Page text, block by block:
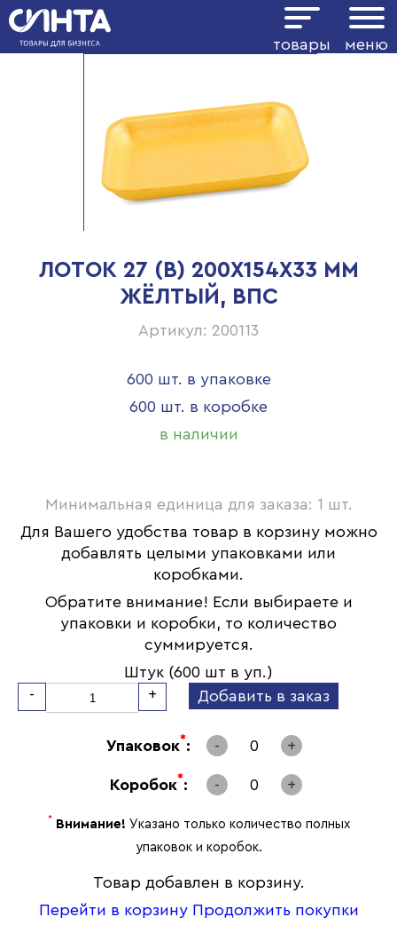
товары меню
ЛОТОК 27 (В) 200Х154Х33 ММ
ЖЁЛТЫЙ, ВПС
Артикул: 200113
600 шт. в упаковке
600 шт. в коробке
в наличии
Минимальная единица для заказа: 1 шт.
Для Вашего удобства товар в корзину можно
добавлять целыми упаковками или
коробками.
Обратите внимание! Если выбираете и
упаковки и коробки, то количество
суммируется.
Штук (600 шт в уп.)
-
+ Добавить в заказ
Упаковок*: - 0 +
Коробок*: - 0 +
* Внимание! Указано только количество полных
упаковок и коробок.
Товар добавлен в корзину.
Перейти в корзину Продолжить покупки